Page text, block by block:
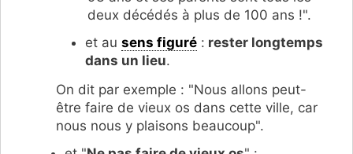
deux décédés à plus de 100 ans !".
et au sens figuré: rester longtemps
dans un lieu.
On dit par exemple : "Nous allons peut-
être faire de vieux os dans cette ville, car
nous nous y plaisons beaucoup".